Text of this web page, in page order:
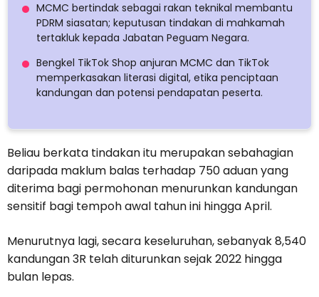
MCMC bertindak sebagai rakan teknikal membantu
PDRM siasatan; keputusan tindakan di mahkamah
tertakluk kepada Jabatan Peguam Negara.
Bengkel TikTok Shop anjuran MCMC dan TikTok
memperkasakan literasi digital, etika penciptaan
kandungan dan potensi pendapatan peserta.
Beliau berkata tindakan itu merupakan sebahagian
daripada maklum balas terhadap 750 aduan yang
diterima bagi permohonan menurunkan kandungan
sensitif bagi tempoh awal tahun ini hingga April.
Menurutnya lagi, secara keseluruhan, sebanyak 8,540
kandungan 3R telah diturunkan sejak 2022 hingga
bulan lepas.